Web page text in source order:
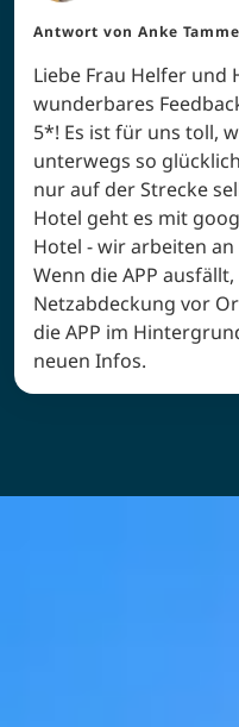
Mehr lesen
Antwort von Anke
Liebe Frau Helfer und
wunderbares
5*! Es ist für uns toll,
unterwegs so
nur auf der Strecke
Hotel geht es mit
die APP im